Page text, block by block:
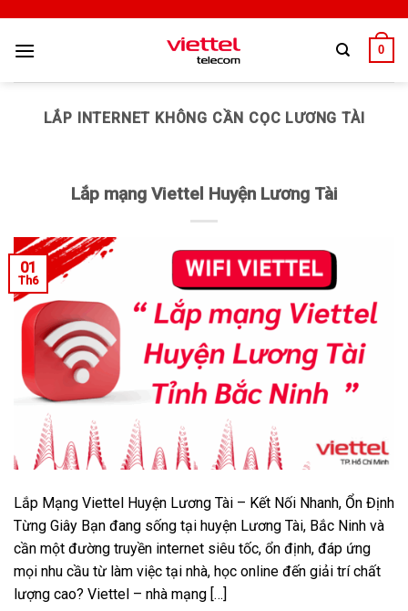
0
LẮP INTERNET KHÔNG CẦN CỌC LƯƠNG TÀI
Lắp mạng Viettel Huyện Lương Tài
01
Th6
Lắp Mạng Viettel Huyện Lương Tài – Kết Nối Nhanh, Ổn Định
Từng Giây Bạn đang sống tại huyện Lương Tài, Bắc Ninh và
cần một đường truyền internet siêu tốc, ổn định, đáp ứng
mọi nhu cầu từ làm việc tại nhà, học online đến giải trí chất
lượng cao? Viettel – nhà mạng […]